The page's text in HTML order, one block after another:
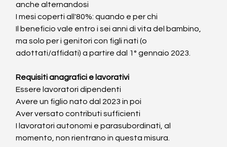
anche alternandosi
I mesi coperti all'80%: quando e per chi
Il beneficio vale entro i sei anni di vita del bambino,
ma solo per i genitori con figli nati (o
adottati/affidati) a partire dal 1° gennaio 2023.
Requisiti anagrafici e lavorativi
Essere lavoratori dipendenti
Avere un figlio nato dal 2023 in poi
Aver versato contributi sufficienti
I lavoratori autonomi e parasubordinati, al
momento, non rientrano in questa misura.